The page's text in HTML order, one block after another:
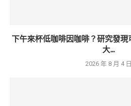
下午來杯低咖啡因咖啡？研究發
大...
2026 年 8 月 4 日